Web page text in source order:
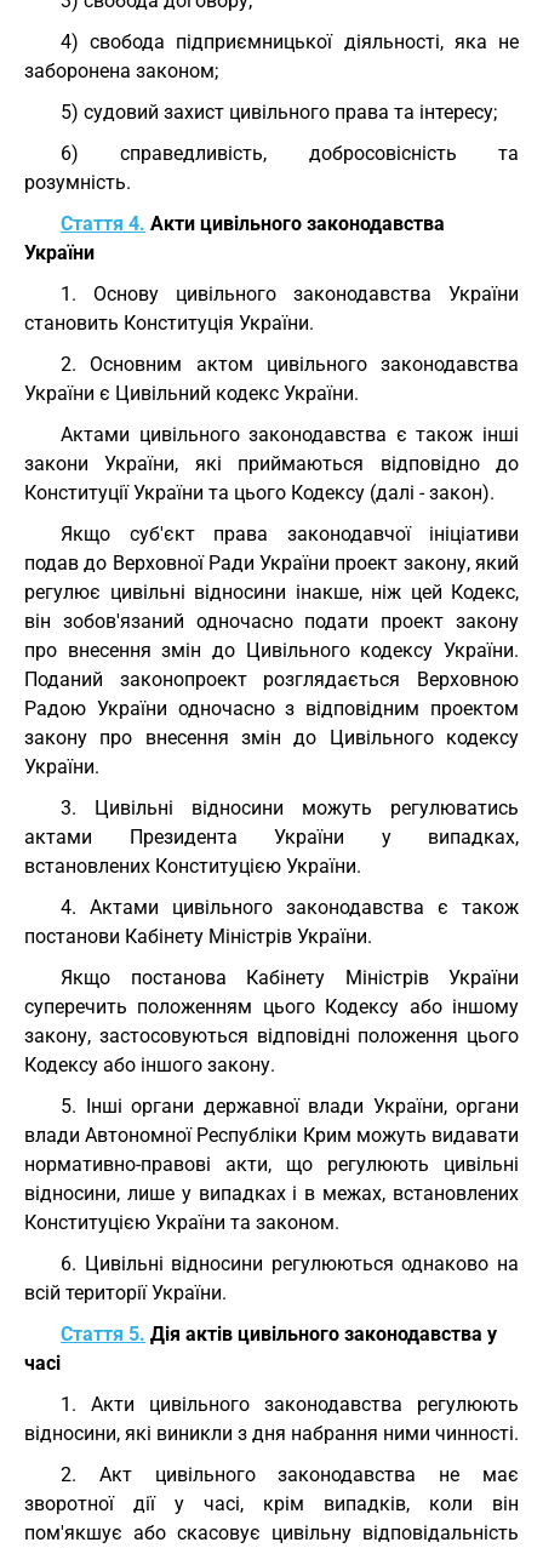
4) свобода підприємницької діяльності, яка не
заборонена законом;
5) судовий захист цивільного права та інтересу;
6) справедливість, добросовісність та
розумність.
Стаття 4. Акти цивільного законодавства
України
1. Основу цивільного законодавства України
становить Конституція України.
2. Основним актом цивільного законодавства
України є Цивільний кодекс України.
Актами цивільного законодавства є також інші
закони України, які приймаються відповідно до
Конституції України та цього Кодексу (далі - закон).
Якщо суб'єкт права законодавчої ініціативи
подав до Верховної Ради України проект закону, який
регулює цивільні відносини інакше, ніж цей Кодекс,
він зобов'язаний одночасно подати проект закону
про внесення змін до Цивільного кодексу України.
Поданий законопроект розглядається Верховною
Радою України одночасно з відповідним проектом
закону про внесення змін до Цивільного кодексу
України.
3. Цивільні відносини можуть регулюватись
актами Президента України у випадках,
встановлених Конституцією України.
4. Актами цивільного законодавства є також
постанови Кабінету Міністрів України.
Якщо постанова Кабінету Міністрів України
суперечить положенням цього Кодексу або іншому
закону, застосовуються відповідні положення цього
Кодексу або іншого закону.
5. Інші органи державної влади України, органи
влади Автономної Республіки Крим можуть видавати
нормативно-правові акти, що регулюють цивільні
відносини, лише у випадках і в межах, встановлених
Конституцією України та законом.
6. Цивільні відносини регулюються однаково на
всій території України.
Стаття 5. Дія актів цивільного законодавства у
часі
1. Акти цивільного законодавства регулюють
відносини, які виникли з дня набрання ними чинності.
2. Акт цивільного законодавства не має
зворотної дії у часі, крім випадків, коли він
пом'якшує або скасовує цивільну відповідальність